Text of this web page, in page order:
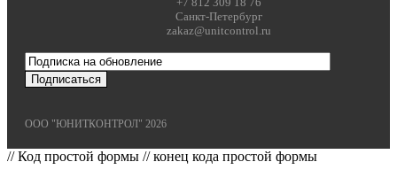
Санкт-Петербург
zakaz@unitcontrol.ru
ООО "ЮНИТКОНТРОЛ" 2026
// Код простой формы // конец кода простой формы